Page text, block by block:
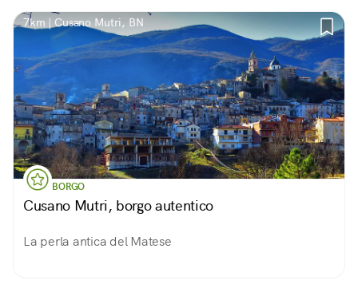
7km | Cusano Mutri, BN
BORGO
Cusano Mutri, borgo autentico
La perla antica del Matese